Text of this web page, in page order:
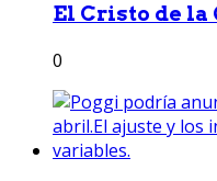
El Cristo de la
0